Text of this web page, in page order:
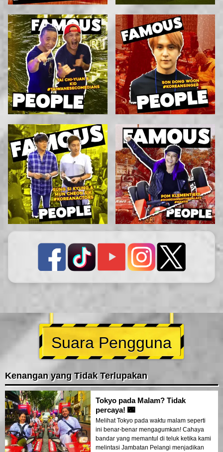
Suara Pengguna
Kenangan yang Tidak Terlupakan
Tokyo pada Malam? Tidak
percaya! 🌃
Melihat Tokyo pada waktu malam seperti
ini benar-benar mengagumkan! Cahaya
bandar yang memantul di teluk ketika kami
melintasi Jambatan Pelangi menjadikan